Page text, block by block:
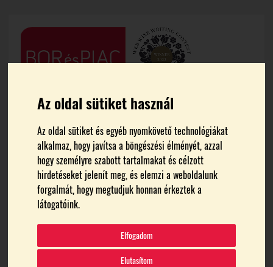
Az oldal sütiket használ
Az oldal sütiket és egyéb nyomkövető technológiákat
alkalmaz, hogy javítsa a böngészési élményét, azzal
hogy személyre szabott tartalmakat és célzott
hirdetéseket jelenít meg, és elemzi a weboldalunk
forgalmát, hogy megtudjuk honnan érkeztek a
látogatóink.
Elfogadom
Elutasítom
FŐOLDAL MEDIA
06 Szil_1432